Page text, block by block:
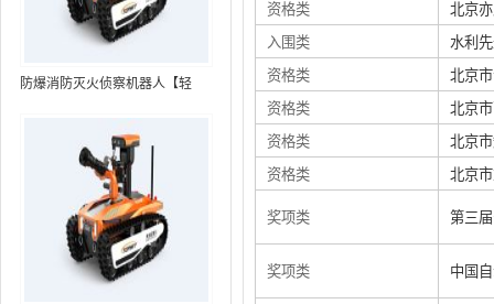
防爆消防灭火侦察机器人【轻
装置+语音控制+跟随功能+5G控
资格类
北京
入围类
水利
资格类
北京
资格类
北京
资格类
北京
资格类
北京
奖项类 第三
奖项类 中国